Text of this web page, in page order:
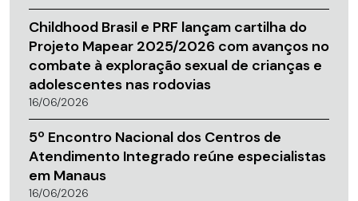
Childhood Brasil e PRF lançam cartilha do
Projeto Mapear 2025/2026 com avanços no
combate à exploração sexual de crianças e
adolescentes nas rodovias
16/06/2026
5º Encontro Nacional dos Centros de
Atendimento Integrado reúne especialistas
em Manaus
16/06/2026